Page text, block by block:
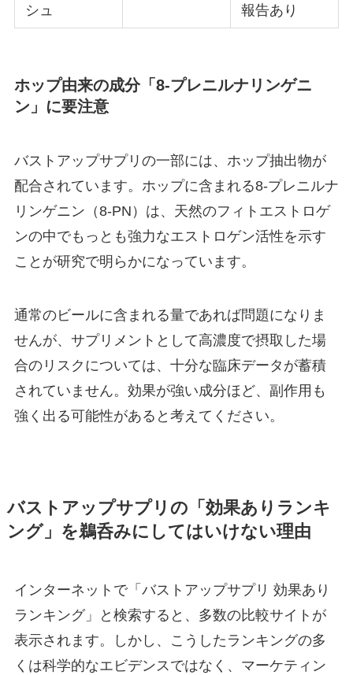
シュ
報告あり
ホップ由来の成分「8-プレニルナリンゲニ
ン」に要注意
バストアップサプリの一部には、ホップ抽出物が
配合されています。ホップに含まれる8-プレニルナ
リンゲニン（8-PN）は、天然のフィトエストロゲ
ンの中でもっとも強力なエストロゲン活性を示す
ことが研究で明らかになっています。
通常のビールに含まれる量であれば問題になりま
せんが、サプリメントとして高濃度で摂取した場
合のリスクについては、十分な臨床データが蓄積
されていません。効果が強い成分ほど、副作用も
強く出る可能性があると考えてください。
バストアップサプリの「効果ありランキ
ング」を鵜呑みにしてはいけない理由
インターネットで「バストアップサプリ 効果あり
ランキング」と検索すると、多数の比較サイトが
表示されます。しかし、こうしたランキングの多
くは科学的なエビデンスではなく、マーケティン